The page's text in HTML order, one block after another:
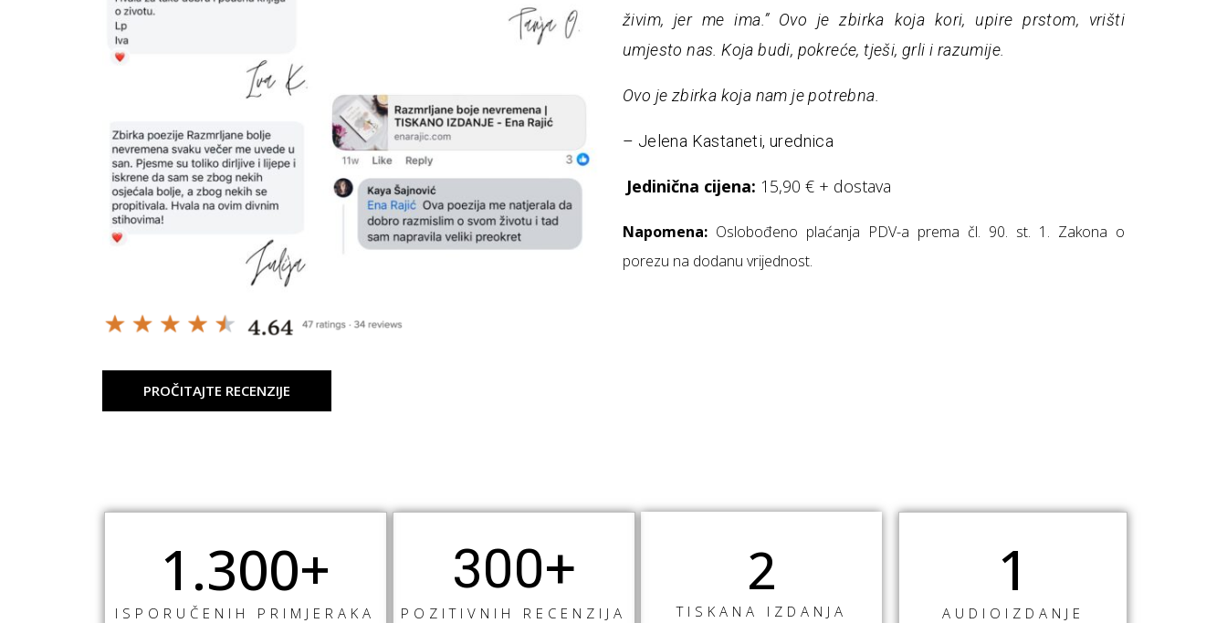
PROČITAJTE RECENZIJE
živim,jer me ima.” Ovo je zbirka koja kori, upire prstom, vrišti
umjesto nas. Koja budi, pokreće, tješi, grli i razumije.
Ovo je zbirka koja nam je potrebna.
– Jelena Kastaneti, urednica
Jedinična cijena: 15,90 € + dostava
Napomena: Oslobođeno plaćanja PDV-a prema čl. 90. st. 1. Zakona o
porezu na dodanu vrijednost.
1.300+
ISPORUČENIH PRIMJERAKA
300+
POZITIVNIH RECENZIJA
2
TISKANA IZDANJA
1
AUDIOIZDANJE